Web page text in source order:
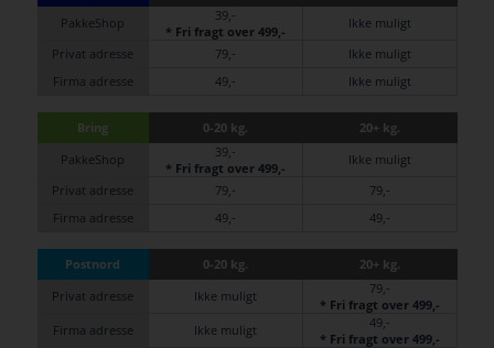
PakkeShop
39,-
* Fri fragt over 499,-
Ikke muligt
Privat adresse
79,-
Ikke muligt
Firma adresse
49,- Ikke muligt
Bring 0-20 kg.
20+ kg.
PakkeShop
39,-
* Fri fragt over 499,-
Ikke muligt
Privat adresse
79,-
79,-
Firma adresse
49,- 49,-
Postnord 0-20 kg.
20+ kg.
Privat adresse
Ikke muligt
79,-
* Fri fragt over 499,-
Firma adresse
Ikke muligt
49,-
* Fri fragt over 499,-